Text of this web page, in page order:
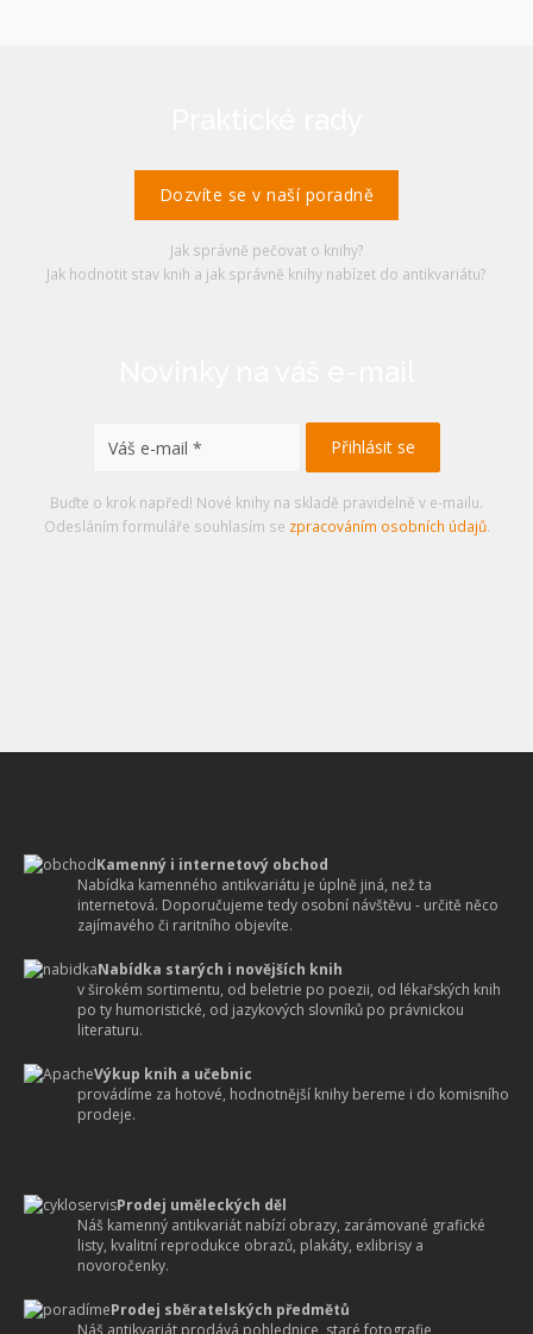
Dozvíte se v naší poradně
Jak správně pečovat o knihy?
Jak hodnotit stav knih a jak správně knihy nabízet do antikvariátu?
Buďte o krok napřed! Nové knihy na skladě pravidelně v e-mailu.
Odesláním formuláře souhlasím se zpracováním osobních údajů.
Kamenný i internetový obchod
Nabídka kamenného antikvariátu je úplně jiná, než ta
internetová. Doporučujeme tedy osobní návštěvu - určitě něco
zajímavého či raritního objevíte.
Nabídka starých i novějších knih
v širokém sortimentu, od beletrie po poezii, od lékařských knih
po ty humoristické, od jazykových slovníků po právnickou
literaturu.
Výkup knih a učebnic
provádíme za hotové, hodnotnější knihy bereme i do komisního
prodeje.
Prodej uměleckých děl
Náš kamenný antikvariát nabízí obrazy, zarámované grafické
listy, kvalitní reprodukce obrazů, plakáty, exlibrisy a
novoročenky.
Prodej sběratelských předmětů
Náš antikvariát prodává pohlednice, staré fotografie,